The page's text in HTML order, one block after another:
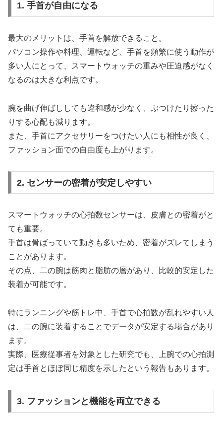
1. 手首が自由になる
最大のメリットは、手首を解放できること。
パソコン操作や料理、運転など、手首を頻繁に使う動作が
多い人にとって、スマートウォッチの重みや圧迫感がなく
なるのは大きな利点です。
腕を曲げ伸ばししても違和感が少なく、ぶつけたり擦った
りする心配も減ります。
また、手首にアクセサリーをつけたい人にも相性が良く、
ファッション面での自由度も上がります。
2. センサーの密着が安定しやすい
スマートウォッチの心拍数センサーは、皮膚との密着がと
ても重要。
手首は骨ばっていて動きも多いため、密着がズレてしまう
ことがあります。
その点、二の腕は筋肉と脂肪の層があり、比較的安定した
装着が可能です。
特にランニングや筋トレ中、手首で心拍数が乱れやすい人
は、二の腕に装着することでデータが安定する場合があり
ます。
実際、医療従事者を対象とした研究でも、上腕での心拍測
定は手首とほぼ同じ精度を示したという報告もあります。
3. ファッションと機能を両立できる